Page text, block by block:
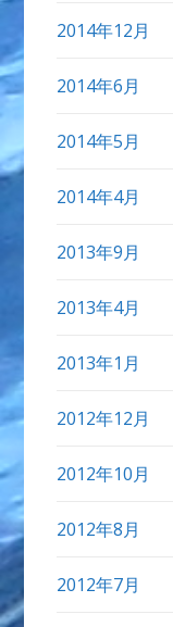
2014年12月
2014年6月
2014年5月
2014年4月
2013年9月
2013年4月
2013年1月
2012年12月
2012年10月
2012年8月
2012年7月